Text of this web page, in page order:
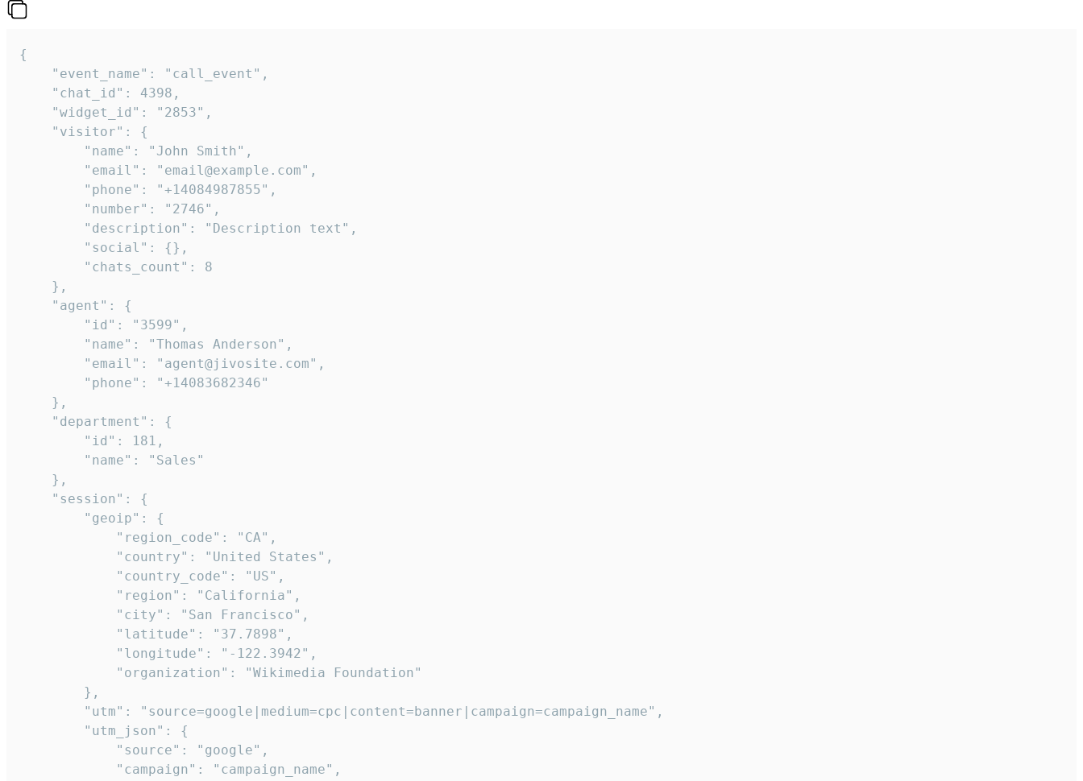
{
    "event_name": "call_event",
    "chat_id": 4398,
    "widget_id": "2853",
    "visitor": {
        "name": "John Smith",
        "email": "email@example.com",
        "phone": "+14084987855",
        "number": "2746",
        "description": "Description text",
        "social": {},
        "chats_count": 8
    },
    "agent": {
        "id": "3599",
        "name": "Thomas Anderson",
        "email": "agent@jivosite.com",
        "phone": "+14083682346"
    },
    "department": {
        "id": 181,
        "name": "Sales"
    },
    "session": {
        "geoip": {
            "region_code": "CA",
            "country": "United States",
            "country_code": "US",
            "region": "California",
            "city": "San Francisco",
            "latitude": "37.7898",
            "longitude": "-122.3942",
            "organization": "Wikimedia Foundation"
        },
        "utm": "source=google|medium=cpc|content=banner|campaign=campaign_name",
        "utm_json": {
            "source": "google",
            "campaign": "campaign_name",